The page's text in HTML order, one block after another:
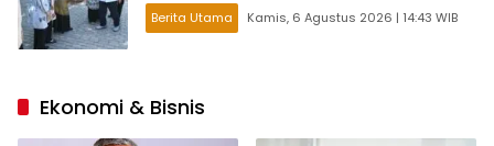
Berita Utama Kamis, 6 Agustus 2026 | 14:43 WIB
Ekonomi & Bisnis